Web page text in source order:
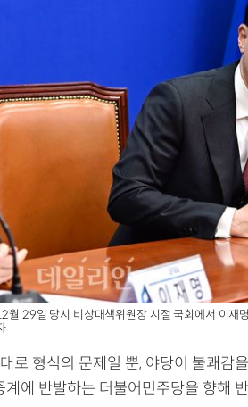
월 29일 당시 비상대책위원장 시절 국회에서 이재
로 형식의 문제일 뿐, 야당이 불쾌감
에 반발하는 더불어민주당을 향해